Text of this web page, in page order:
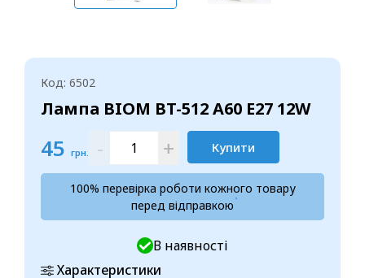
Код: 6502
Лампа BIOM BT-512 A60 E27 12W
45 грн. - + Купити
100% перевірка роботи кожного товару
перед відправкою
В наявності
Характеристики